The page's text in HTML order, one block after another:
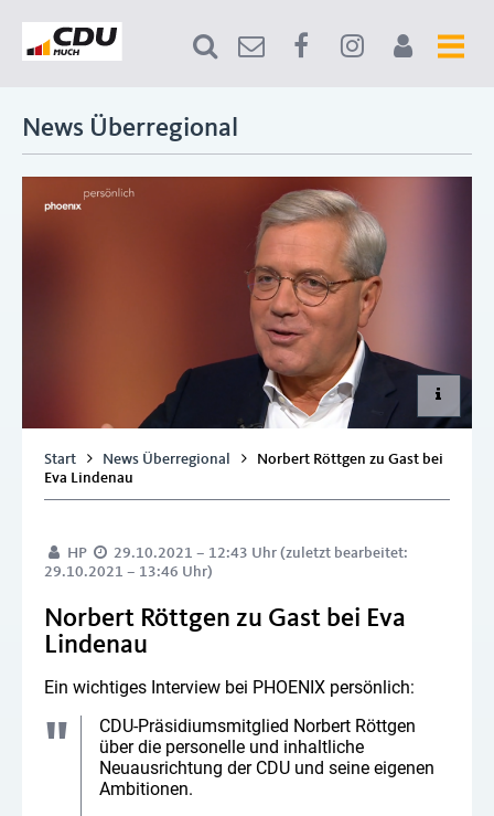
News Überregional
Start News Überregional
Norbert Röttgen zu Gast bei
Eva Lindenau
HP
29.10.2021 – 12:43 Uhr (zuletzt bearbeitet:
29.10.2021 – 13:46 Uhr)
Norbert Röttgen zu Gast bei Eva
Lindenau
Ein wichtiges Interview bei PHOENIX persönlich:
CDU-Präsidiumsmitglied Norbert Röttgen
über die personelle und inhaltliche
Neuausrichtung der CDU und seine eigenen
Ambitionen.